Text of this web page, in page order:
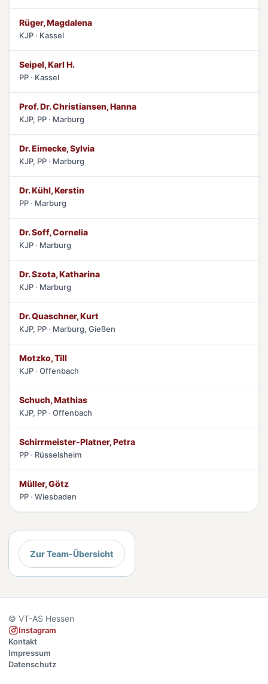
Rüger, Magdalena
KJP Kassel
Seipel, Karl H.
PP Kassel
Prof. Dr. Christiansen, Hanna
KJP, PP Marburg
Dr. Eimecke, Sylvia
KJP, PP Marburg
Dr. Kühl, Kerstin
PP Marburg
Dr. Soff, Cornelia
KJP Marburg
Dr. Szota, Katharina
KJP Marburg
Dr. Quaschner, Kurt
KJP, PP Marburg, Gießen
Motzko, Till
KJP Offenbach
Schuch, Mathias
KJP, PP Offenbach
Schirrmeister-Platner, Petra
PP Rüsselsheim
Müller, Götz
PP Wiesbaden
Zur Team-Übersicht
© VT-AS Hessen
Instagram
Kontakt
Impressum
Datenschutz